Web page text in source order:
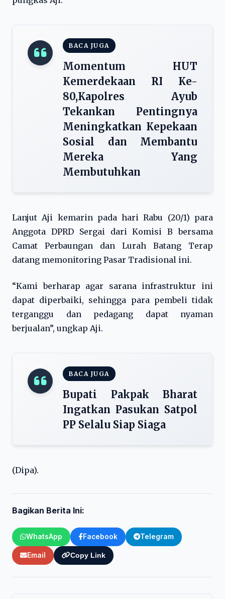
BACA JUGA
Momentum HUT
Kemerdekaan RI Ke-
80,Kapolres Ayub
Tekankan Pentingnya
Meningkatkan Kepekaan
Sosial dan Membantu
Mereka Yang
Membutuhkan
Lanjut Aji kemarin pada hari Rabu (20/1) para
Anggota DPRD Sergai dari Komisi B bersama
Camat Perbaungan dan Lurah Batang Terap
datang memonitoring Pasar Tradisional ini.
“Kami berharap agar sarana infrastruktur ini
dapat diperbaiki, sehingga para pembeli tidak
terganggu dan pedagang dapat nyaman
berjualan”, ungkap Aji.
BACA JUGA
Bupati Pakpak Bharat
Ingatkan Pasukan Satpol
PP Selalu Siap Siaga
(Dipa).
Bagikan Berita Ini:
WhatsApp Facebook Telegram
Email Copy Link